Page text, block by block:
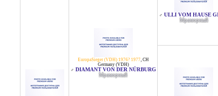
EuropaSieger (VDH) 1976? 1977, CH
Germany (VDH)
♂ DIAMANT VON DER NÜRBURG
Мраморный
♂ ULLI VOM HAUSE
Мраморный